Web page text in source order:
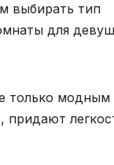
выбирать тип
для
только модным
придают